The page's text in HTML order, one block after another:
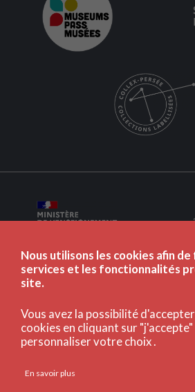
Nous utilisons les cookies afin
services et les fonctionnalités
site.
Vous avez la possibilité
cookies en cliquant sur "j'accepte"
personnaliser votre choix .
En savoir plus